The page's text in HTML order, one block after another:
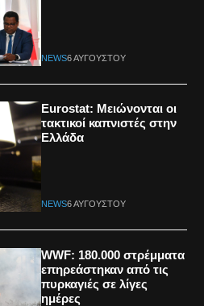
NEWS6 ΑΥΓΟΎΣΤΟΥ
Eurostat: Μειώνονται οι
τακτικοί καπνιστές στην
Ελλάδα
NEWS6 ΑΥΓΟΎΣΤΟΥ
WWF: 180.000 στρέμματα
επηρεάστηκαν από τις
πυρκαγιές σε λίγες
ημέρες